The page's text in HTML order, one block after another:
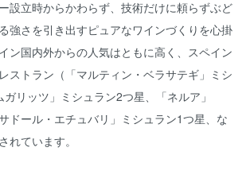
設立時からかわらず、技術だけに頼らずぶど
強さを引き出すピュアなワインづくりを心掛
ン国内外からの人気はともに高く、スペイン
ストラン（「マルティン・ベラサテギ」ミシ
リッツ」ミシュラン2つ星、「ネルア」
ドール・エチュバリ」ミシュラン1つ星、な
れています。